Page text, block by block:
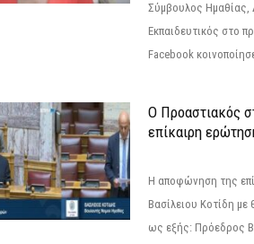
Σύμβουλος Ημαθίας,
Εκπαιδευτικός στο
Facebook
Ο Προαστιακός
επίκαιρη
Η αποφώνηση της
Βασίλειου Κοτίδη με
ως εξής: Πρόεδρος